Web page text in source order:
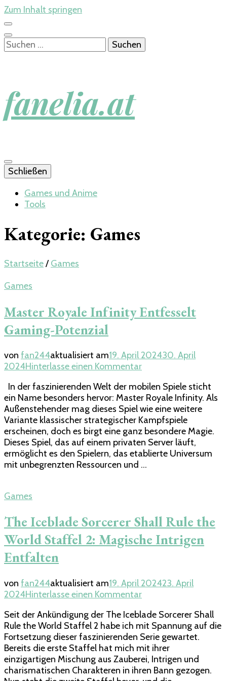
Zum Inhalt springen
Suchen
nach:
fanelia.at
Schließen
Games und Anime
Tools
Kategorie: Games
Startseite/ Games
Games
Master Royale Infinity Entfesselt
Gaming-Potenzial
von fan244aktualisiert am19. April 202430. April
2024Hinterlasse einen Kommentarzu
Royale
Infinity
Entfesselt
Gaming-
Potenzial
In der faszinierenden Welt der mobilen Spiele sticht
ein Name besonders hervor: Master Royale Infinity. Als
Außenstehender mag dieses Spiel wie eine weitere
Variante klassischer strategischer Kampfspiele
erscheinen, doch es birgt eine ganz besondere Magie.
Dieses Spiel, das auf einem privaten Server läuft,
ermöglicht es den Spielern, das etablierte Universum
mit unbegrenzten Ressourcen und …
Games
The Iceblade Sorcerer Shall Rule the
World Staffel 2: Magische Intrigen
Entfalten
von fan244aktualisiert am19. April 202423. April
2024Hinterlasse einen Kommentarzu
Iceblade
Sorcerer
Shall
Rule
the
World
Seit der Ankündigung der The Iceblade Sorcerer Shall
Rule the World Staffel 2 habe ich mit Spannung auf die
Fortsetzung dieser faszinierenden Serie gewartet.
Bereits die erste Staffel hat mich mit ihrer
einzigartigen Mischung aus Zauberei, Intrigen und
charismatischen Charakteren in ihren Bann gezogen.